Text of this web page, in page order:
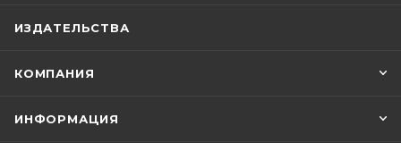
ИЗДАТЕЛЬСТВА
КОМПАНИЯ
ИНФОРМАЦИЯ